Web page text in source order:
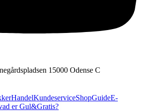
1 5000 Odense C
KundeserviceShopGuideE-
er Gul&Gratis?